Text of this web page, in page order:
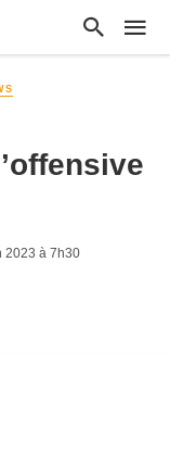
2023 à 7h30